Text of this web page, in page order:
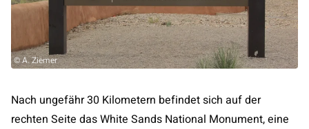
© A. Ziemer
Nach ungefähr 30 Kilometern befindet sich auf der
rechten Seite das White Sands National Monument, eine